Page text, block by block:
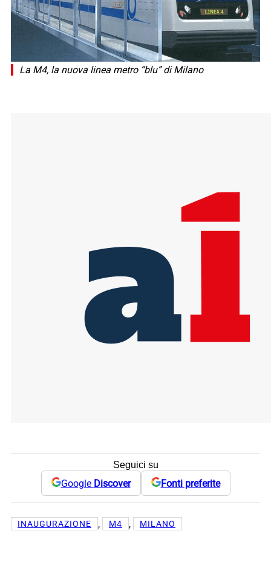
La M4, la nuova linea metro “blu” di Milano
Seguici su
Google Discover Fonti preferite
INAUGURAZIONE , M4 , MILANO